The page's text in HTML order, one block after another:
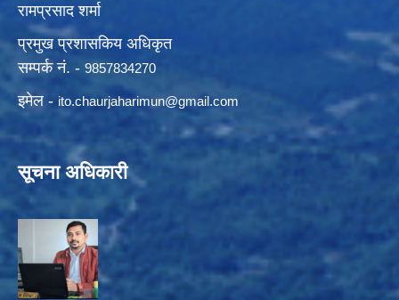
रामप्रसाद शर्मा
प्रमुख प्रशासकिय अधिकृत
सम्पर्क नं. - 9857834270
इमेल - ito.chaurjaharimun@gmail.com
सूचना अधिकारी